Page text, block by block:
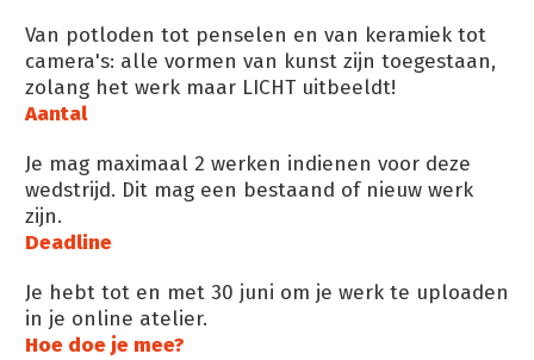
Van potloden tot penselen en van keramiek tot
camera's: alle vormen van kunst zijn toegestaan,
zolang het werk maar LICHT uitbeeldt!
Aantal
Je mag maximaal 2 werken indienen voor deze
wedstrijd. Dit mag een bestaand of nieuw werk
zijn.
Deadline
Je hebt tot en met 30 juni om je werk te uploaden
in je online atelier.
Hoe doe je mee?